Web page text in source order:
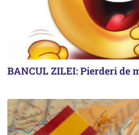
BANCUL ZILEI: Pierderi de